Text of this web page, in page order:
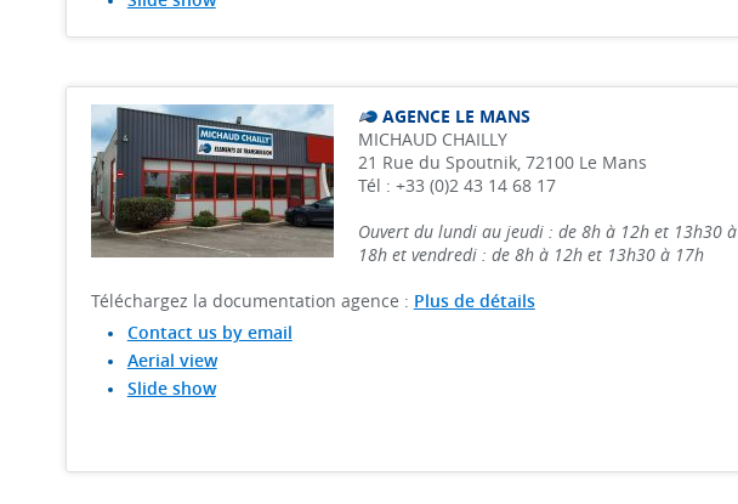
AGENCE LE MANS
MICHAUD CHAILLY
21 Rue du Spoutnik, 72100 Le Mans
Tél : +33 (0)2 43 14 68 17
Ouvert du lundi au jeudi : de 8h à 12h et 13h30 à
18h et vendredi : de 8h à 12h et 13h30 à 17h
Téléchargez la documentation agence : Plus de détails
Contact us by email
Aerial view
Slide show